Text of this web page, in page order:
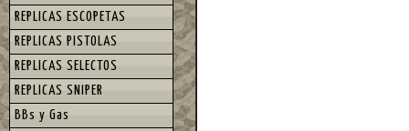
REPLICAS ESCOPETAS
REPLICAS PISTOLAS
REPLICAS SELECTOS
REPLICAS SNIPER
BBs y Gas